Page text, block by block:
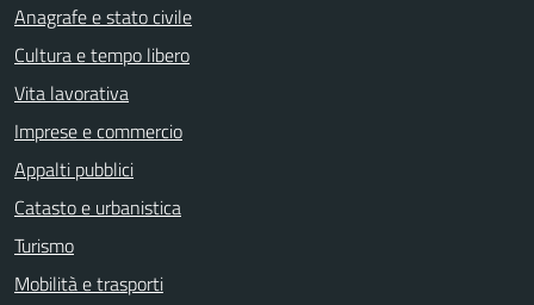
Anagrafe e stato civile
Cultura e tempo libero
Vita lavorativa
Imprese e commercio
Appalti pubblici
Catasto e urbanistica
Turismo
Mobilità e trasporti